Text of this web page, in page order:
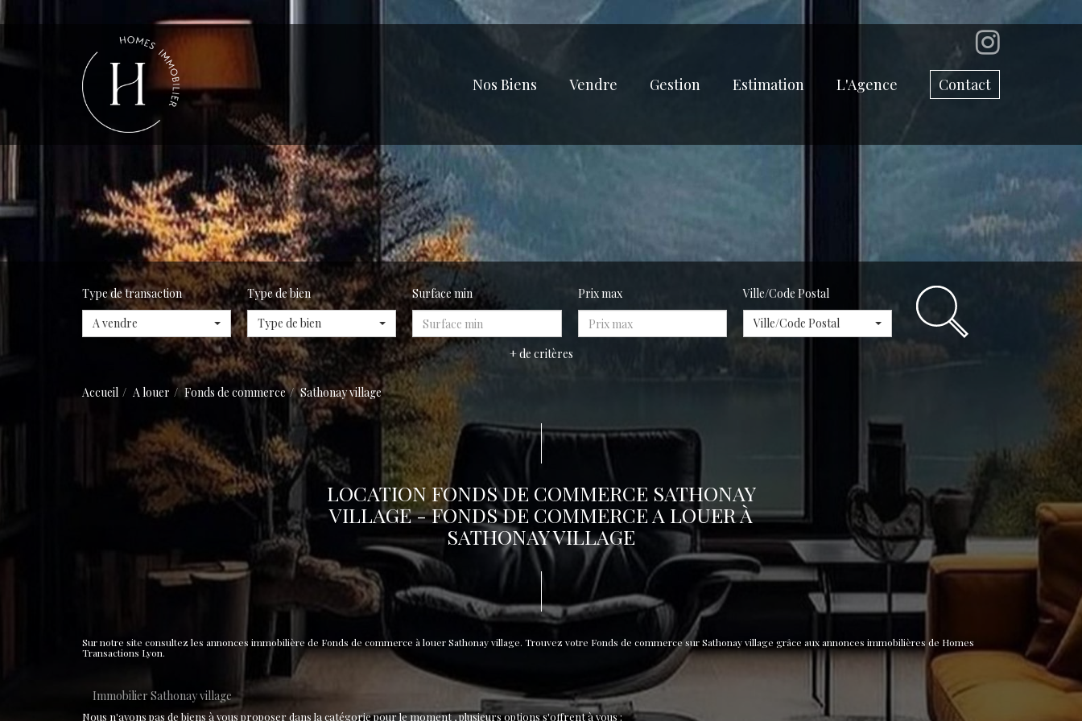
Nos Biens Vendre Gestion Estimation L'Agence Contact
Type de transaction
A vendre
Type de bien
Type de bien
Surface min Prix max
Ville/Code Postal
Ville/Code Postal
+ de critères
Accueil A louer Fonds de commerce Sathonay village
LOCATION FONDS DE COMMERCE SATHONAY
VILLAGE - FONDS DE COMMERCE A LOUER À
SATHONAY VILLAGE
Sur notre site consultez les annonces immobilière de Fonds de commerce à louer Sathonay village. Trouvez votre Fonds de commerce sur Sathonay village grâce aux annonces immobilières de Homes
Transactions Lyon.
Immobilier Sathonay village
Nous n'avons pas de biens à vous proposer dans la catégorie pour le moment , plusieurs options s'offrent à vous :